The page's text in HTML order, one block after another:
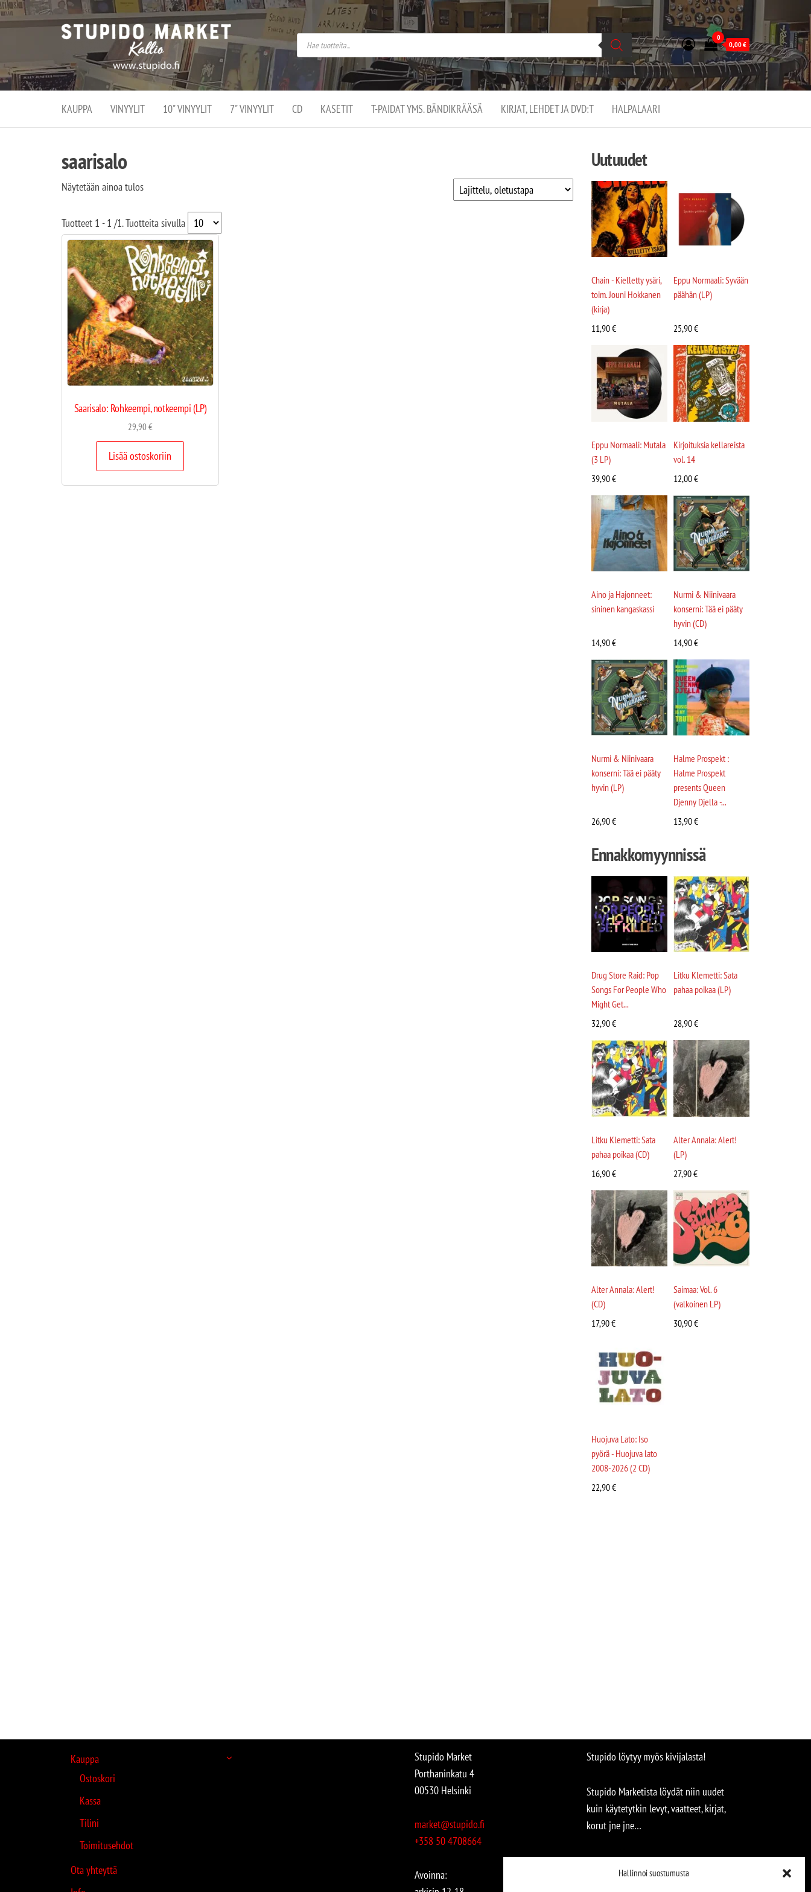
Hallinnoi suostumusta
Stupido
Market –
verkossa
ja
kivijalassa
Stupido Market on
vaihtoehtomusaan
erikoistunut
verkko- sekä
kivijalkakauppa
Helsingissä
Kallion
0
0,00€
KAUPPA VINYYLIT 10" VINYYLIT 7" VINYYLIT CD KASETIT T-PAIDAT YMS. BÄNDIKRÄÄSÄ KIRJAT, LEHDET JA DVD:T HALPALAARI
saarisalo
Näytetään ainoa tulos
Tuotteet 1 - 1 /1. Tuotteita sivulla
Saarisalo: Rohkeempi, notkeempi (LP)
29,90€
Lisää ostoskoriin
Uutuudet
Chain - Kielletty ysäri,
toim. Jouni Hokkanen
(kirja)
11,90€
Eppu Normaali: Syvään
päähän (LP)
25,90€
Eppu Normaali: Mutala
(3 LP)
39,90€
Kirjoituksia kellareista
vol. 14
12,00€
Aino ja Hajonneet:
sininen kangaskassi
14,90€
Nurmi & Niinivaara
konserni: Tää ei pääty
hyvin (CD)
14,90€
Nurmi & Niinivaara
konserni: Tää ei pääty
hyvin (LP)
26,90€
Halme Prospekt :
Halme Prospekt
presents Queen
Djenny Djella -...
13,90€
Ennakkomyynnissä
Drug Store Raid: Pop
Songs For People Who
Might Get...
32,90€
Litku Klemetti: Sata
pahaa poikaa (LP)
28,90€
Litku Klemetti: Sata
pahaa poikaa (CD)
16,90€
Alter Annala: Alert!
(LP)
27,90€
Alter Annala: Alert!
(CD)
17,90€
Saimaa: Vol. 6
(valkoinen LP)
30,90€
Huojuva Lato: Iso
pyörä - Huojuva lato
2008-2026 (2 CD)
22,90€
Kauppa
Ostoskori
Kassa
Tilini
Toimitusehdot
Ota yhteyttä
Stupido Market
Porthaninkatu 4
00530 Helsinki
market@stupido.fi
+358 50 4708664
Avoinna:
Stupido löytyy myös kivijalasta!
Stupido Marketista löydät niin uudet
kuin käytetytkin levyt, vaatteet, kirjat,
korut jne jne…